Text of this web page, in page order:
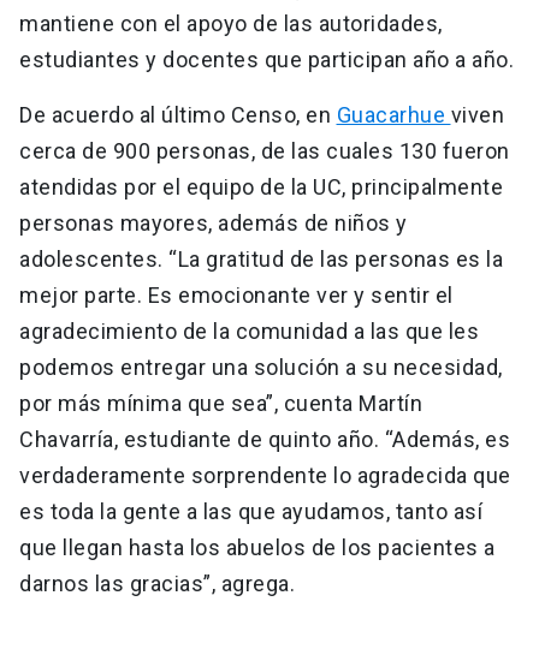
mantiene con el apoyo de las autoridades,
estudiantes y docentes que participan año a año.
De acuerdo al último Censo, en Guacarhue viven
cerca de 900 personas, de las cuales 130 fueron
atendidas por el equipo de la UC, principalmente
personas mayores, además de niños y
adolescentes. “La gratitud de las personas es la
mejor parte. Es emocionante ver y sentir el
agradecimiento de la comunidad a las que les
podemos entregar una solución a su necesidad,
por más mínima que sea”, cuenta Martín
Chavarría, estudiante de quinto año. “Además, es
verdaderamente sorprendente lo agradecida que
es toda la gente a las que ayudamos, tanto así
que llegan hasta los abuelos de los pacientes a
darnos las gracias”, agrega.